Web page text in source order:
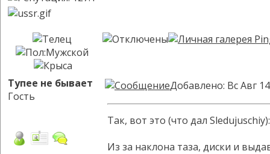
Тупее не бывает
Гость
Добавлено: Вс Авг
Так, вот это (что дал
Из за наклона таза, диски и